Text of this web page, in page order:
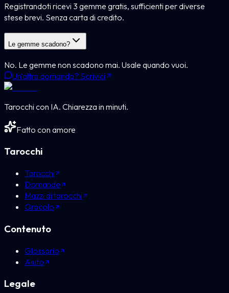
Registrandoti ricevi 3 gemme gratis, sufficienti per diverse
stese brevi. Senza carta di credito.
Le gemme scadono?
No. Le gemme non scadono mai. Usale quando vuoi.
Un'altra domanda? Scrivici
Tarocchi con IA. Chiarezza in minuti.
Fatto con amore
Tarocchi
Tarocchi
Domande
Mazzi di tarocchi
Oracolo
Contenuto
Glossario
Aiuto
Legale